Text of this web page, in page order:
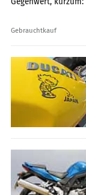
Gebrauchtkauf